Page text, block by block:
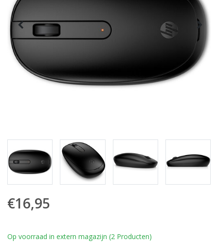
€16,95
Op voorraad in extern magazijn (2 Producten)